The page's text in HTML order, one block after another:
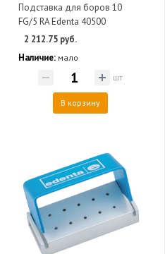
Подставка для боров 10
FG/5 RA Edenta 40500
2 212.75 руб.
Наличие: мало
шт
В корзину